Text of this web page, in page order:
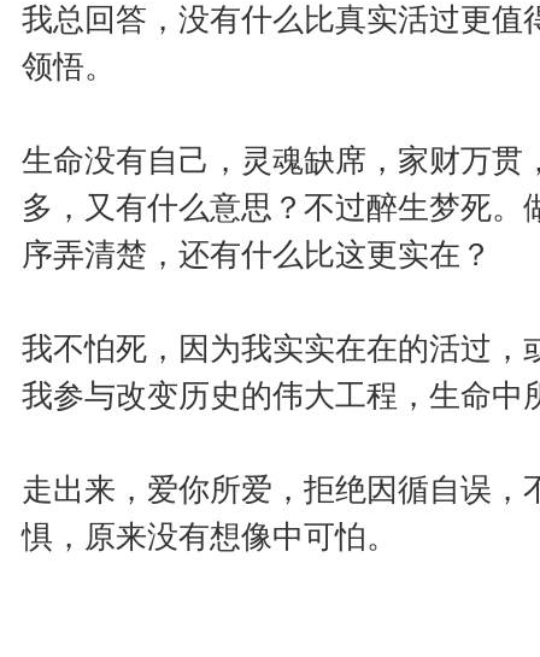
我总回答，没有什么比真实活过更
领悟。
生命没有自己，灵魂缺席，家财万
多，又有什么意思？不过醉生梦死
序弄清楚，还有什么比这更实在？
我不怕死，因为我实实在在的活过
我参与改变历史的伟大工程，生命
走出来，爱你所爱，拒绝因循自误
惧，原来没有想像中可怕。